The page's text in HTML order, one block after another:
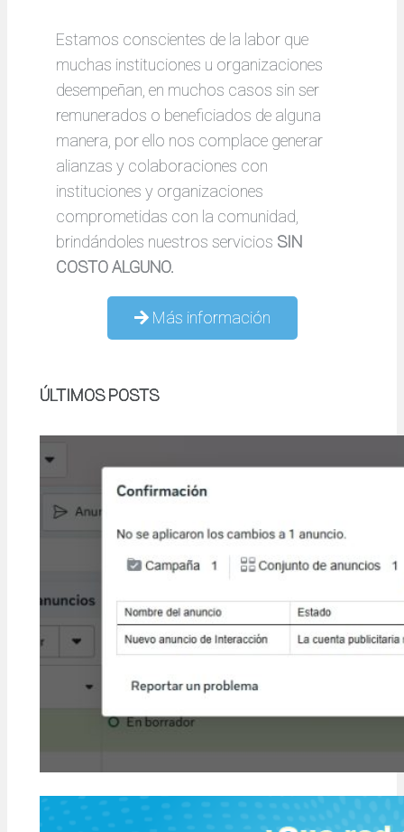
Estamos conscientes de la labor que
muchas instituciones u organizaciones
desempeñan, en muchos casos sin ser
remunerados o beneficiados de alguna
manera, por ello nos complace generar
alianzas y colaboraciones con
instituciones y organizaciones
comprometidas con la comunidad,
brindándoles nuestros servicios SIN
COSTO ALGUNO.
Más información
ÚLTIMOS POSTS